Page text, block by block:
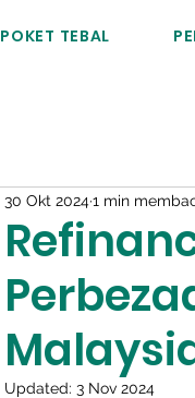
POKET TEBAL
30 Okt 20241 min
Updated: 3 Nov 2024